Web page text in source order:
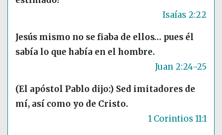
Isaías 2:22
Jesús mismo no se fiaba de ellos… pues él
sabía lo que había en el hombre.
Juan 2:24-25
(El apóstol Pablo dijo:) Sed imitadores de
mí, así como yo de Cristo.
1 Corintios 11:1